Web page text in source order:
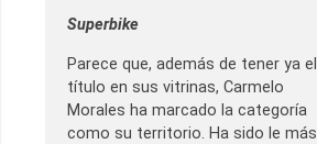
Superbike
Parece que, además de tener ya el
título en sus vitrinas, Carmelo
Morales ha marcado la categoría
como su territorio. Ha sido le más